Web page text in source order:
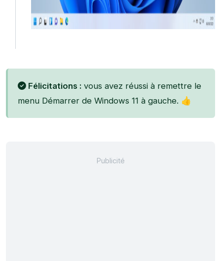
Félicitations : vous avez réussi à remettre le
menu Démarrer de Windows 11 à gauche. 👍